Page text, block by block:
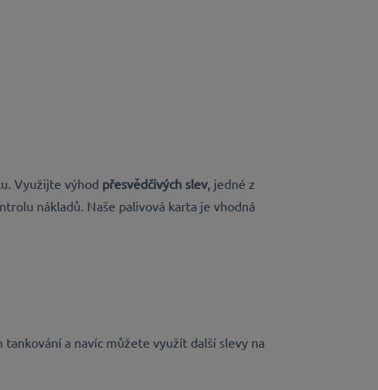
Využijte výhod přesvědčivých slev, jedné z
nákladů. Naše palivová karta je vhodná
a navíc můžete využít další slevy na